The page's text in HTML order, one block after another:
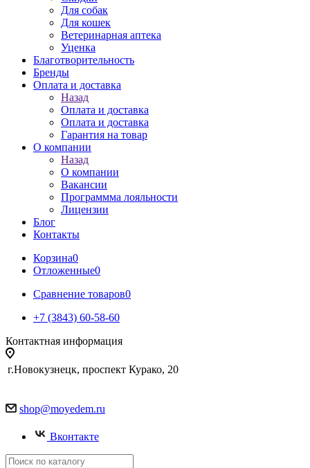
Для собак
Для кошек
Ветеринарная аптека
Уценка
Благотворительность
Бренды
Оплата и доставка
Назад
Оплата и доставка
Оплата и доставка
Гарантия на товар
О компании
Назад
О компании
Вакансии
Программма лояльности
Лицензии
Блог
Контакты
Корзина0
Отложенные0
Сравнение товаров0
+7 (3843) 60-58-60
Контактная информация
г.Новокузнецк, проспект Курако, 20
shop@moyedem.ru
Вконтакте